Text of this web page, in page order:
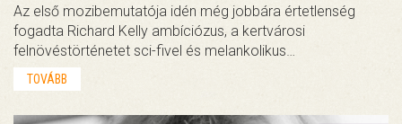
Az első mozibemutatója idén még jobbára értetlenség
fogadta Richard Kelly ambíciózus, a kertvárosi
felnövéstörténetet sci-fivel és melankolikus…
TOVÁBB